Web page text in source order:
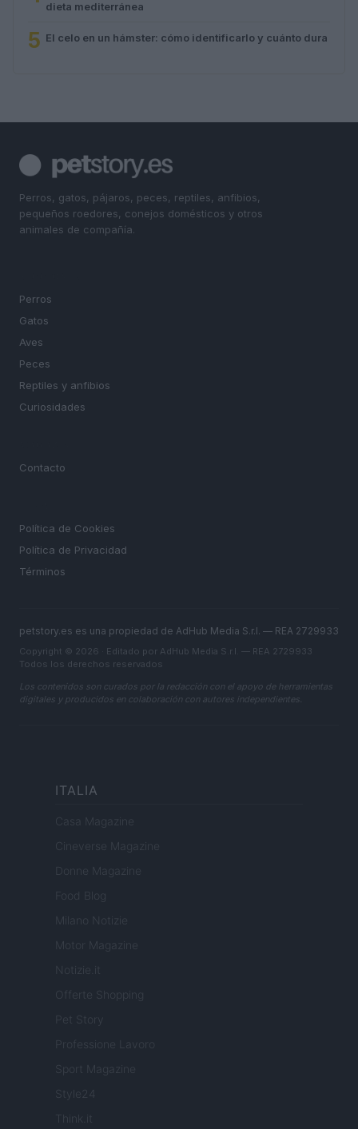
dieta mediterránea
5 El celo en un hámster: cómo identificarlo y cuánto dura
Perros, gatos, pájaros, peces, reptiles, anfibios,
pequeños roedores, conejos domésticos y otros
animales de compañía.
Perros
Gatos
Aves
Peces
Reptiles y anfibios
Curiosidades
Contacto
Política de Cookies
Política de Privacidad
Términos
petstory.es es una propiedad de AdHub Media S.r.l. — REA 2729933
Copyright © 2026 · Editado por AdHub Media S.r.l. — REA 2729933
Todos los derechos reservados
Los contenidos son curados por la redacción con el apoyo de herramientas
digitales y producidos en colaboración con autores independientes.
ITALIA
Casa Magazine
Cineverse Magazine
Donne Magazine
Food Blog
Milano Notizie
Motor Magazine
Notizie.it
Offerte Shopping
Professione Lavoro
Sport Magazine
Style24
Think.it